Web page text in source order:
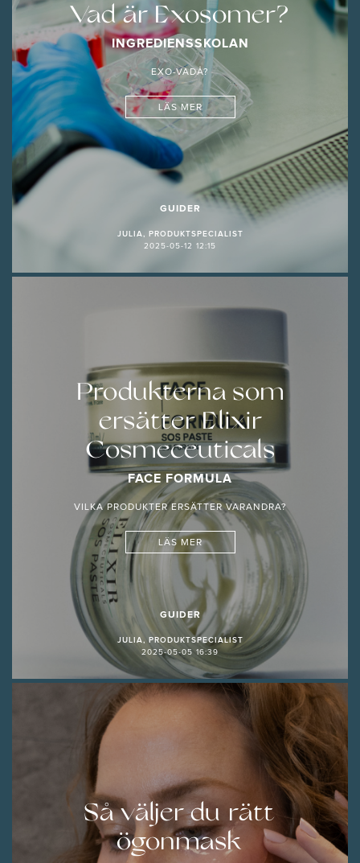
Vad är Exosomer?
INGREDIENSSKOLAN
EXO-VADÅ?
LÄS MER
GUIDER
JULIA, PRODUKTSPECIALIST
2025-05-12 12:15
Produkterna som
ersätter Elixir
Cosmeceuticals
FACE FORMULA
VILKA PRODUKTER ERSÄTTER VARANDRA?
LÄS MER
GUIDER
JULIA, PRODUKTSPECIALIST
2025-05-05 16:39
Så väljer du rätt
ögonmask